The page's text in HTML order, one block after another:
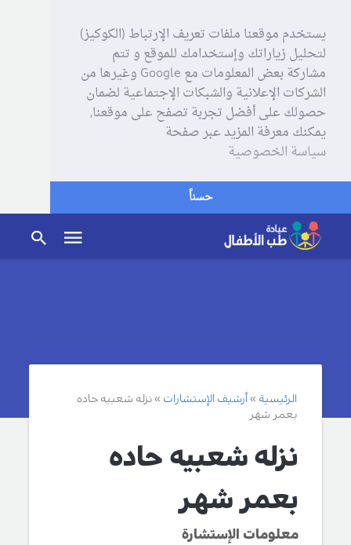
يستخدم موقعنا ملفات تعريف الإرتباط (الكوكيز)
لتحليل زياراتك وإستخدامك للموقع و تتم
مشاركة بعض المعلومات مع Google وغيرها من
الشركات الإعلانية والشبكات الإجتماعية لضمان
حصولك على أفضل تجربة تصفح على موقعنا,
يمكنك معرفة المزيد عبر صفحة
سياسة الخصوصية
حسناً
الرئيسية أرشيف الإستشارات
نزله شعبيه حاده
بعمر شهر
نزله شعبيه حاده
بعمر شهر
معلومات الإستشارة